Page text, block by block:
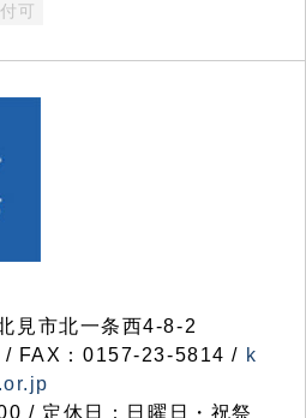
可
見市北一条西4-8-2
FAX：0157-23-5814 / k
/ 定休日：日曜日・祝祭